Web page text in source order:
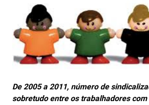
De 2005 a 2011, número de
sobretudo entre os trabalhadores